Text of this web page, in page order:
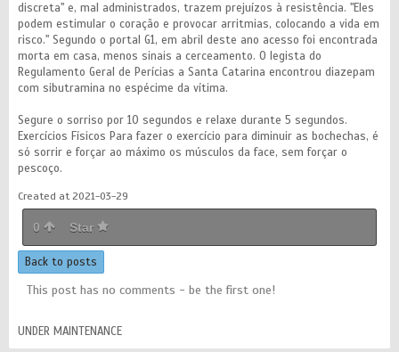
discreta" e, mal administrados, trazem prejuízos à resistência. "Eles
podem estimular o coração e provocar arritmias, colocando a vida em
risco." Segundo o portal G1, em abril deste ano acesso foi encontrada
morta em casa, menos sinais a cerceamento. O legista do
Regulamento Geral de Perícias a Santa Catarina encontrou diazepam
com sibutramina no espécime da vítima.
Segure o sorriso por 10 segundos e relaxe durante 5 segundos.
Exercícios Físicos Para fazer o exercício para diminuir as bochechas, é
só sorrir e forçar ao máximo os músculos da face, sem forçar o
pescoço.
Created at 2021-03-29
0 Star
Back to posts
This post has no comments - be the first one!
UNDER MAINTENANCE